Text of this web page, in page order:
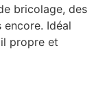
bricolage, des
Idéal
propre et